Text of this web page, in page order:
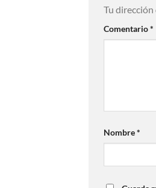
Tu dirección
Comentario*
Nombre*